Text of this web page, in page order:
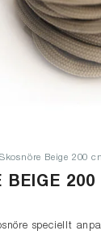
Skosnöre Beige 200
BEIGE 200
speciellt